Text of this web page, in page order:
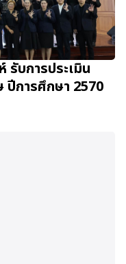
รับการประเมิน
ปีการศึกษา 2570